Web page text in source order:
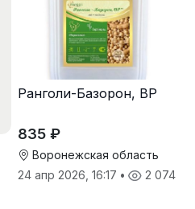
Ранголи-Базорон, ВР
835 ₽
Воронежская область
24 апр 2026, 16:17 • 2 074